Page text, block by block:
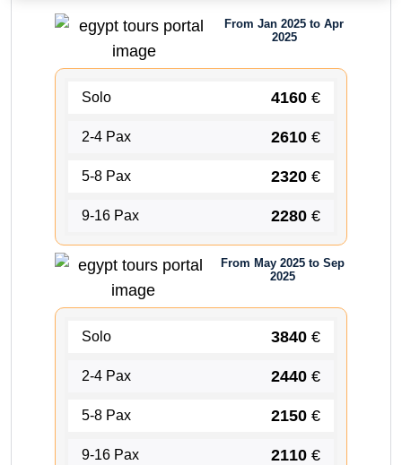
From Jan 2025 to Apr
2025
Solo 4160 €
2-4 Pax 2610 €
5-8 Pax 2320 €
9-16 Pax 2280 €
From May 2025 to Sep
2025
Solo 3840 €
2-4 Pax 2440 €
5-8 Pax 2150 €
9-16 Pax 2110 €